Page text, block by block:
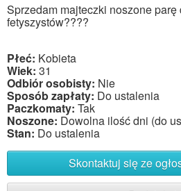
Sprzedam majteczki noszone
fetyszystów????
Płeć: Kobieta
Wiek: 31
Odbiór osobisty: Nie
Sposób zapłaty: Do ustalenia
Paczkomaty: Tak
Noszone: Dowolna ilość dni (do
Stan: Do ustalenia
Skontaktuj się ze